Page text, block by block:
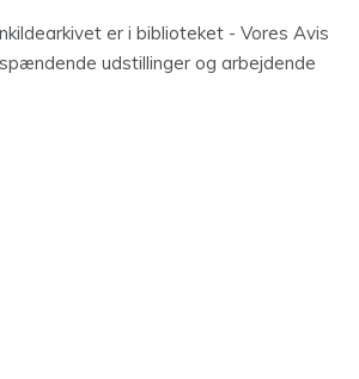
er i biblioteket - Vores Avis
udstillinger og arbejdende